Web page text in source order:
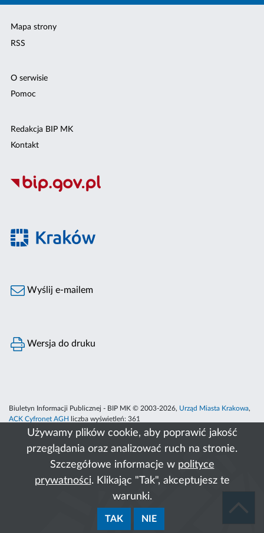
Używamy plików cookie, aby poprawić jakość
przeglądania oraz analizować ruch na stronie.
Szczegółowe informacje w polityce
prywatności. Klikając "Tak", akceptujesz te
warunki.
TAK NIE
Mapa strony
RSS
O serwisie
Pomoc
Redakcja BIP MK
Kontakt
Wyślij e-mailem
Wersja do druku
Biuletyn Informacji Publicznej - BIP MK © 2003-2026, Urząd Miasta Krakowa,
ACK Cyfronet AGH
liczba wyświetleń: 361